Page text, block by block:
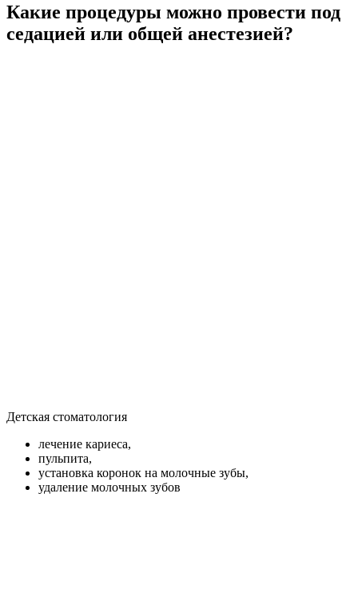
Какие процедуры можно провести под
седацией или общей анестезией?
Детская стоматология
лечение кариеса,
пульпита,
установка коронок на молочные зубы,
удаление молочных зубов